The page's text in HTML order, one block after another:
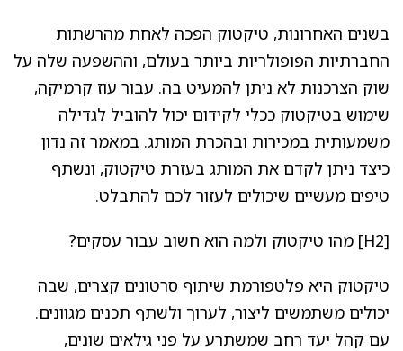
בשנים האחרונות, טיקטוק הפכה לאחת מהרשתות
החברתיות הפופולריות ביותר בעולם, וההשפעה שלה על
שוק הצרכנות לא ניתן להמעיט בה. עבור עוז קרמיקה,
שימוש בטיקטוק ככלי לקידום יכול להוביל לגדילה
משמעותית במכירות ובהכרת המותג. במאמר זה נדון
כיצד ניתן לקדם את המותג בעזרת טיקטוק, ונשתף
טיפים מעשיים שיכולים לעזור לכם להתבלט.
[H2] מהו טיקטוק ולמה הוא חשוב עבור עסקים?
טיקטוק היא פלטפורמת שיתוף סרטונים קצרים, שבה
יכולים משתמשים ליצור, לערוך ולשתף תכנים מגוונים.
עם קהל יעד רחב שמשתרע על פני גילאים שונים,